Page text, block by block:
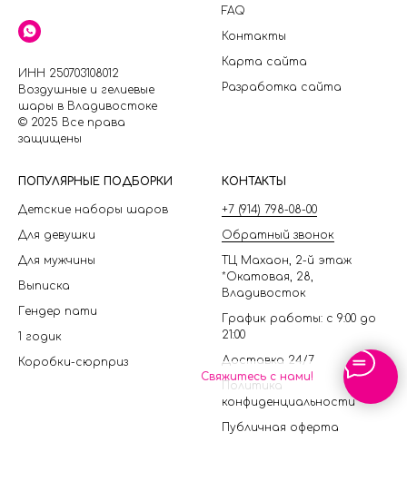
Свяжитесь с нами!
ИНН 250703108012
Воздушные и гелиевые
шары в Владивостоке
© 2025 Все права
защищены
FAQ
Контакты
Карта сайта
Разработка сайта
ПОПУЛЯРНЫЕ ПОДБОРКИ
Детские наборы шаров
Для девушки
Для мужчины
Выписка
Гендер пати
1 годик
Коробки-сюрприз
КОНТАКТЫ
+7 (914) 798-08-00
Обратный звонок
ТЦ Махаон, 2-й этаж
*Окатовая, 28,
Владивосток
График работы: с 9:00 до
21:00
Доставка 24/7
Политика
конфиденциальности
Публичная оферта